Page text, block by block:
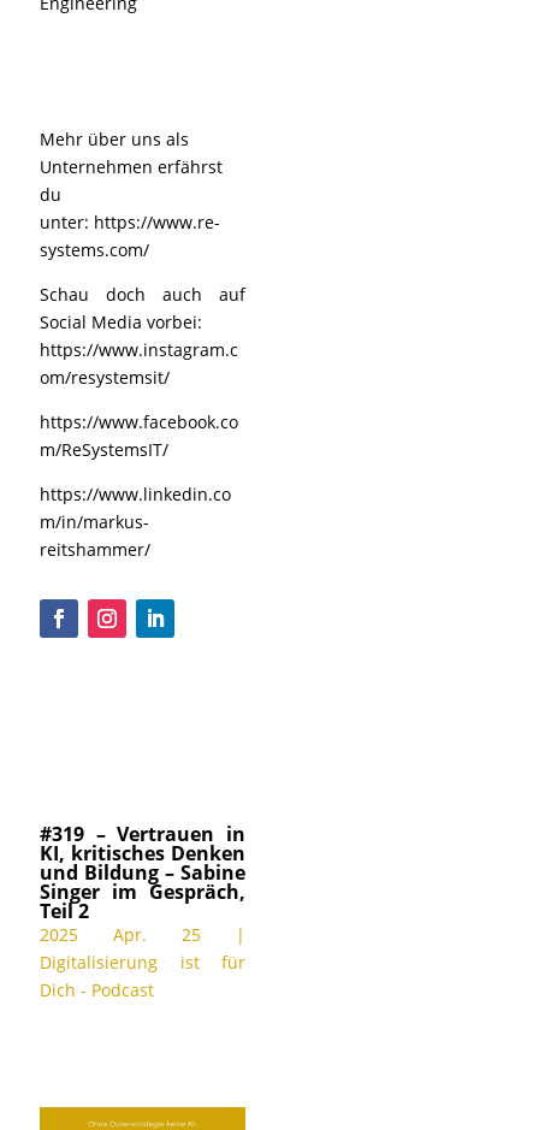
Mehr über uns als
Unternehmen erfährst
du
unter: https://www.re-
systems.com/
Schau doch auch auf
Social Media vorbei:
https://www.instagram.c
om/resystemsit/
https://www.facebook.co
m/ReSystemsIT/
https://www.linkedin.co
m/in/markus-
reitshammer/
#319 – Vertrauen in
KI, kritisches Denken
und Bildung – Sabine
Singer im Gespräch,
Teil 2
2025 Apr. 25 |
Digitalisierung ist für
Dich - Podcast